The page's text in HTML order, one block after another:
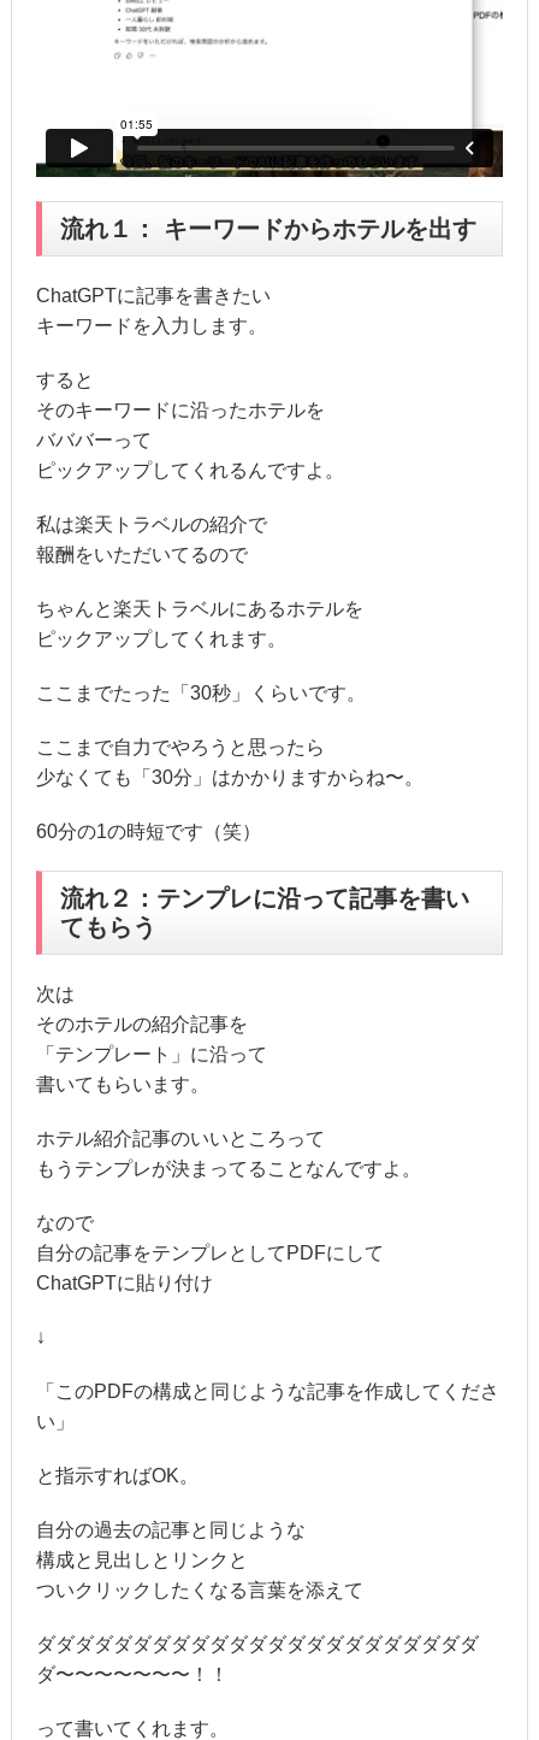
流れ１： キーワードからホテルを出す
ChatGPTに記事を書きたい
キーワードを入力します。
すると
そのキーワードに沿ったホテルを
バババーって
ピックアップしてくれるんですよ。
私は楽天トラベルの紹介で
報酬をいただいてるので
ちゃんと楽天トラベルにあるホテルを
ピックアップしてくれます。
ここまでたった「30秒」くらいです。
ここまで自力でやろうと思ったら
少なくても「30分」はかかりますからね〜。
60分の1の時短です（笑）
流れ２：テンプレに沿って記事を書い
てもらう
次は
そのホテルの紹介記事を
「テンプレート」に沿って
書いてもらいます。
ホテル紹介記事のいいところって
もうテンプレが決まってることなんですよ。
なので
自分の記事をテンプレとしてPDFにして
ChatGPTに貼り付け
↓
「このPDFの構成と同じような記事を作成してくださ
い」
と指示すればOK。
自分の過去の記事と同じような
構成と見出しとリンクと
ついクリックしたくなる言葉を添えて
ダダダダダダダダダダダダダダダダダダダダダダダ
ダ〜〜〜〜〜〜〜！！
って書いてくれます。